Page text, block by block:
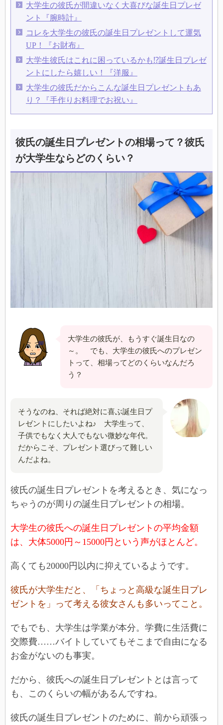
大学生の彼氏が間違いなく大喜びな誕生日プレゼ
ント『腕時計』
コレを大学生の彼氏の誕生日プレゼントして運気
UP！『お財布』
大学生彼氏はこれに困っているかも⁉誕生日プレゼ
ントにしたら嬉しい！『洋服』
大学生の彼氏だからこんな誕生日プレゼントもあ
り？『手作りお料理でお祝い』
彼氏の誕生日プレゼントの相場って？彼氏
が大学生ならどのくらい？
大学生の彼氏が、もうすぐ誕生日なの
～。 でも、大学生の彼氏へのプレゼン
トって、相場ってどのくらいなんだろ
う？
そうなのね、それば絶対に喜ぶ誕生日プ
レゼントにしたいよね♪ 大学生って、
子供でもなく大人でもない微妙な年代。
だからこそ、プレゼント選びって難しい
んだよね。
彼氏の誕生日プレゼントを考えるとき、気になっ
ちゃうのが周りの誕生日プレゼントの相場。
大学生の彼氏への誕生日プレゼントの平均金額
は、大体5000円～15000円という声がほとんど。
高くても20000円以内に抑えているようです。
彼氏が大学生だと、「ちょっと高級な誕生日プレ
ゼントを」って考える彼女さんも多いってこと。
でもでも、大学生は学業が本分。学費に生活費に
交際費……バイトしていてもそこまで自由になる
お金がないのも事実。
だから、彼氏への誕生日プレゼントとは言って
も、このくらいの幅があるんですね。
彼氏の誕生日プレゼントのために、前から頑張っ